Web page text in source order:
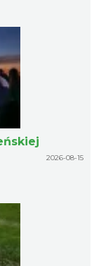
2026-08-15